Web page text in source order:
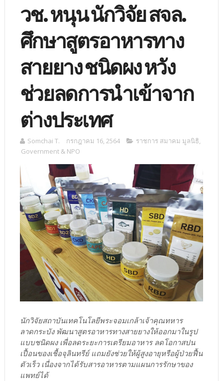
วช. หนุน นักวิจัย สจล.
ศึกษาสูตรอาหารทาง
สายยาง ชนิดผง หวัง
ช่วยลดการนำเข้าจาก
ต่างประเทศ
Somchai T. กรกฎาคม 16, 2564 ราชการ สมาคม มูลนิธิ,
Government & NPO
นักวิจัยสถาบันเทคโนโลยีพระจอมเกล้าเจ้าคุณทหาร
ลาดกระบัง พัฒนาสูตรอาหารทางสายยางให้ออกมาในรูป
แบบชนิดผง เพื่อลดระยะการเตรียมอาหาร ลดโอกาสปน
เปื้อนของเชื้อจุลินทรีย์ แถมยังช่วยให้ผู้สูงอายุหรือผู้ป่วยฟื้น
ตัวเร็ว เนื่องจากได้รับสารอาหารตามแผนการรักษาของ
แพทย์ได้